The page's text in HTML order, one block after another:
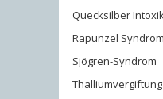
Quecksilber
Rapunzel Syndrom
Sjögren-Syndrom
Thalliumvergiftung